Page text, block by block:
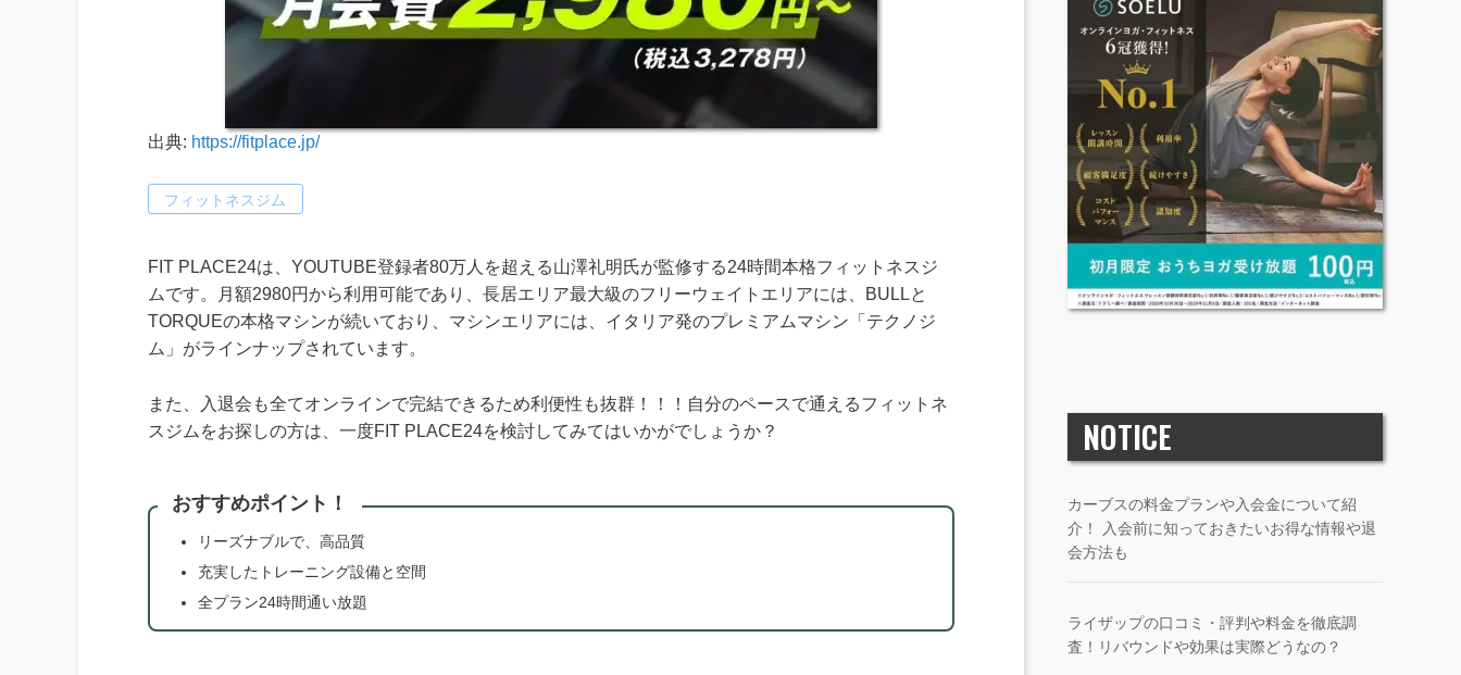
出典: https://fitplace.jp/
フィットネスジム
FIT PLACE24は、YOUTUBE登録者80万人を超える山澤礼明氏が監修する24時間本格フィットネスジ
ムです。月額2980円から利用可能であり、長居エリア最大級のフリーウェイトエリアには、BULLと
TORQUEの本格マシンが続いており、マシンエリアには、イタリア発のプレミアムマシン「テクノジ
ム」がラインナップされています。
また、入退会も全てオンラインで完結できるため利便性も抜群！！！自分のペースで通えるフィットネ
スジムをお探しの方は、一度FIT PLACE24を検討してみてはいかがでしょうか？
おすすめポイント！
リーズナブルで、高品質
充実したトレーニング設備と空間
全プラン24時間通い放題
NOTICE
カーブスの料金プランや入会金について紹
介！ 入会前に知っておきたいお得な情報や退
会方法も
ライザップの口コミ・評判や料金を徹底調
査！リバウンドや効果は実際どうなの？